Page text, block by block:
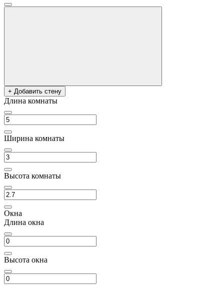
+ Добавить стену
Длина комнаты
Ширина комнаты
Высота комнаты
Окна
Длина окна
Высота окна